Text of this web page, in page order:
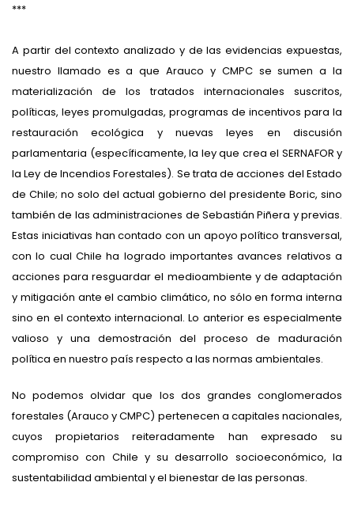
***
A partir del contexto analizado y de las evidencias expuestas,
nuestro llamado es a que Arauco y CMPC se sumen a la
materialización de los tratados internacionales suscritos,
políticas, leyes promulgadas, programas de incentivos para la
restauración ecológica y nuevas leyes en discusión
parlamentaria (específicamente, la ley que crea el SERNAFOR y
la Ley de Incendios Forestales). Se trata de acciones del Estado
de Chile; no solo del actual gobierno del presidente Boric, sino
también de las administraciones de Sebastián Piñera y previas.
Estas iniciativas han contado con un apoyo político transversal,
con lo cual Chile ha logrado importantes avances relativos a
acciones para resguardar el medioambiente y de adaptación
y mitigación ante el cambio climático, no sólo en forma interna
sino en el contexto internacional. Lo anterior es especialmente
valioso y una demostración del proceso de maduración
política en nuestro país respecto a las normas ambientales.
No podemos olvidar que los dos grandes conglomerados
forestales (Arauco y CMPC) pertenecen a capitales nacionales,
cuyos propietarios reiteradamente han expresado su
compromiso con Chile y su desarrollo socioeconómico, la
sustentabilidad ambiental y el bienestar de las personas.